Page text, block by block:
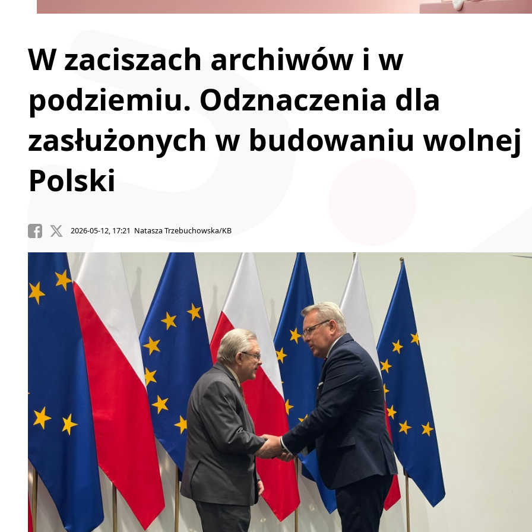
W zaciszach archiwów i w
podziemiu. Odznaczenia dla
zasłużonych w budowaniu wolnej
Polski
2026-05-12, 17:21 Natasza Trzebuchowska/KB